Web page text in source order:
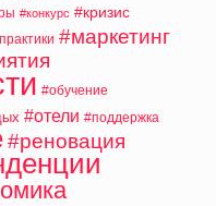
#конкурс #кризис
#маркетинг
#обучение
#отели #поддержка
#реновация